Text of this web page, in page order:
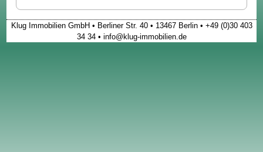
Klug Immobilien GmbH • Berliner Str. 40 • 13467 Berlin • +49 (0)30 403
34 34 • info@klug-immobilien.de